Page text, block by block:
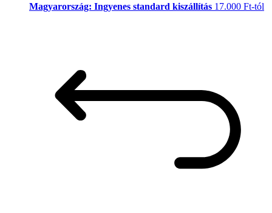
Magyarország: Ingyenes standard kiszállítás 17.000 Ft-tól